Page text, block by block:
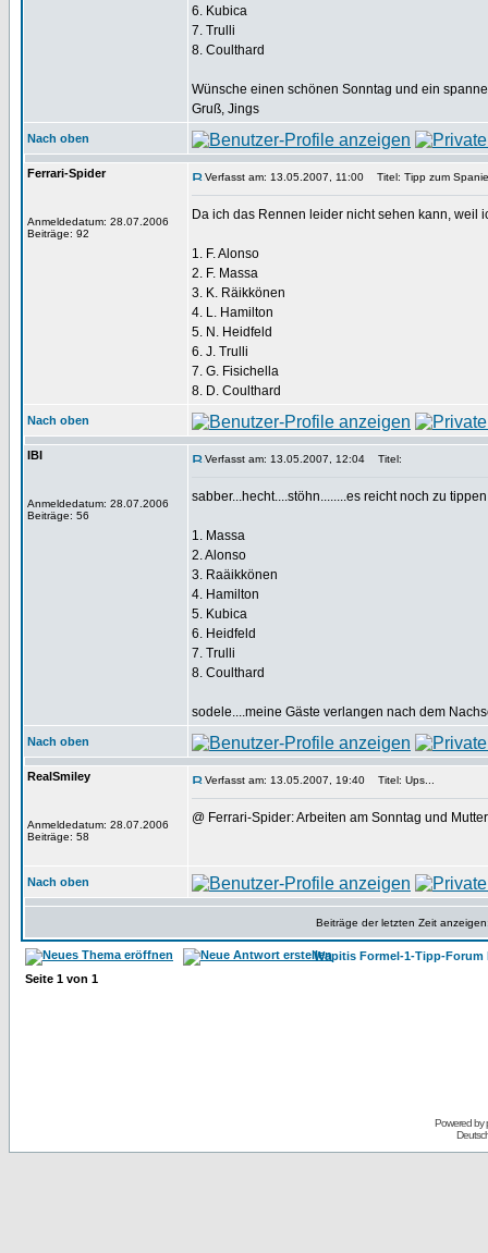
6. Kubica
7. Trulli
8. Coulthard
Wünsche einen schönen Sonntag und ein
Gruß, Jings
Nach oben
Ferrari-Spider
Anmeldedatum: 28.07.2006
Beiträge: 92
Verfasst am: 13.05.2007, 11:00 Titel: Tipp zum
Da ich das Rennen leider nicht sehen kann, weil
1. F. Alonso
2. F. Massa
3. K. Räikkönen
4. L. Hamilton
5. N. Heidfeld
6. J. Trulli
7. G. Fisichella
8. D. Coulthard
Nach oben
IBI
Anmeldedatum: 28.07.2006
Beiträge: 56
Verfasst am: 13.05.2007, 12:04 Titel:
sabber...hecht....stöhn........es reicht noch zu
1. Massa
2. Alonso
3. Raäikkönen
4. Hamilton
5. Kubica
6. Heidfeld
7. Trulli
8. Coulthard
sodele....meine Gäste verlangen nach dem
Nach oben
RealSmiley
Anmeldedatum: 28.07.2006
Beiträge: 58
Verfasst am: 13.05.2007, 19:40 Titel: Ups...
@ Ferrari-Spider: Arbeiten am Sonntag und
Nach oben
Beiträge der letzten Zeit
Wapitis Formel-1-Tipp-Forum
Seite 1 von 1
Powered by